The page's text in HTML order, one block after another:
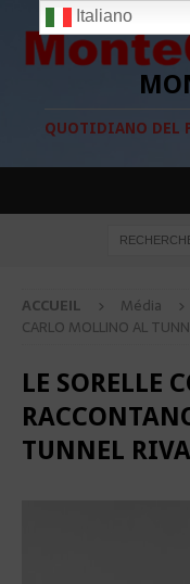
QUOTIDIANO DEL
ACCUEIL Média
CARLO MOLLINO AL
LE SORELLE
TUNNEL RIVA
Italiano